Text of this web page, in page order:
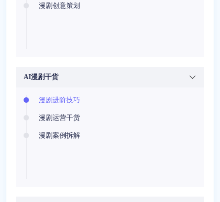
漫剧创意策划
AI漫剧干货
漫剧进阶技巧
漫剧运营干货
漫剧案例拆解